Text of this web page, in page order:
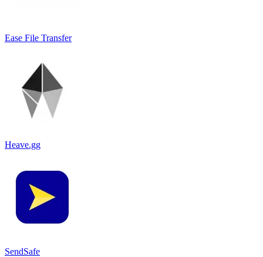
Ease File Transfer
Heave.gg
SendSafe